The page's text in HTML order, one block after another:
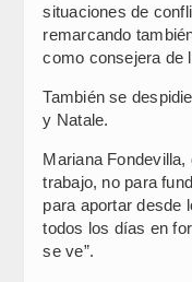
situaciones de
remarcando
como consejera de
También se
y Natale.
Mariana Fondevilla,
trabajo, no para
para aportar desde
todos los días en
se ve”.